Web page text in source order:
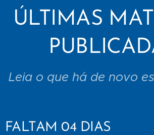
ÚLTIMAS
Leia o que há de novo
FALTAM 04 DIAS